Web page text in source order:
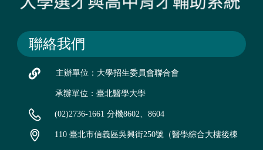
聯絡我們
主辦單位：大學招生委員會聯合會
承辦單位：臺北醫學大學
(02)2736-1661 分機8602、8604
110 臺北市信義區吳興街250號（醫學綜合大樓後棟